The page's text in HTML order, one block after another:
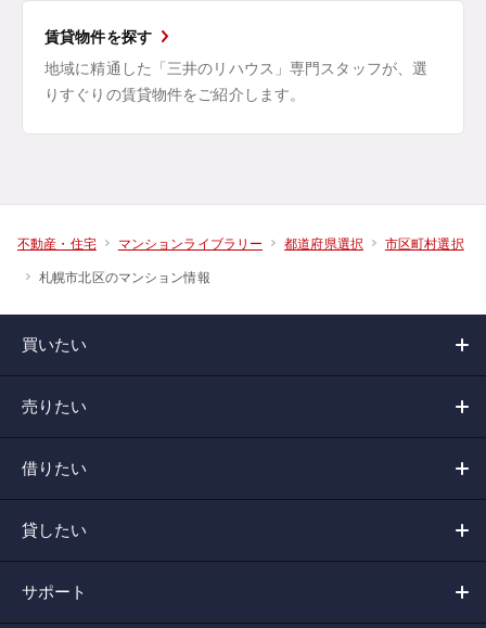
賃貸物件を探す
地域に精通した「三井のリハウス」専門スタッフが、選
りすぐりの賃貸物件をご紹介します。
不動産・住宅 マンションライブラリー 都道府県選択 市区町村選択
札幌市北区のマンション情報
買いたい
売りたい
借りたい
貸したい
サポート